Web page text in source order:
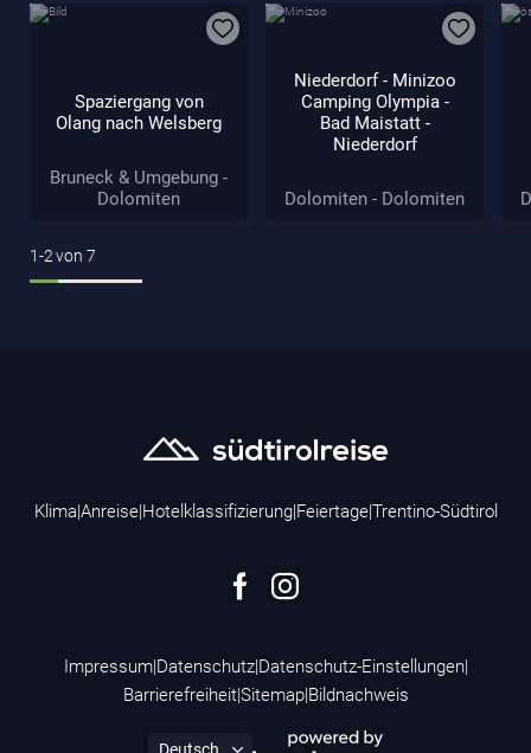
Spaziergang von
Olang nach Welsberg
Bruneck & Umgebung -
Dolomiten
Niederdorf - Minizoo
Camping Olympia -
Bad Maistatt -
Niederdorf
Dolomiten - Dolomiten
1-2von 7
Klima|Anreise|Hotelklassifizierung|Feiertage|Trentino-Südtirol
Impressum|Datenschutz|Datenschutz-Einstellungen|
Barrierefreiheit|Sitemap|Bildnachweis